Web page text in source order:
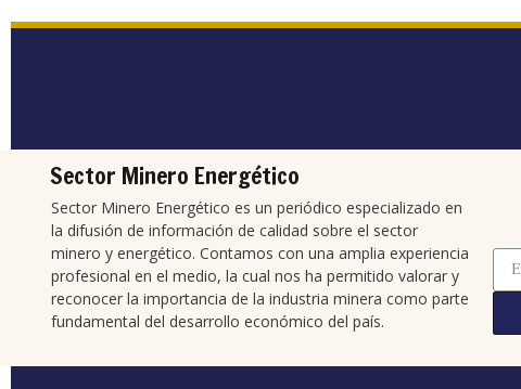
Sector Minero Energético
Sector Minero Energético es un periódico especializado en
la difusión de información de calidad sobre el sector
minero y energético. Contamos con una amplia experiencia
profesional en el medio, la cual nos ha permitido valorar y
reconocer la importancia de la industria minera como parte
fundamental del desarrollo económico del país.